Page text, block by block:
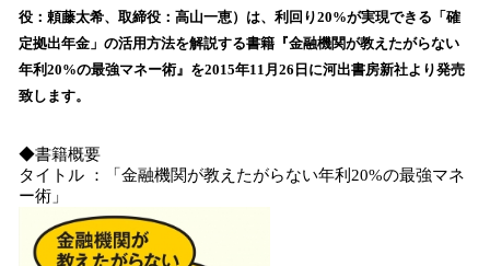
を
読
み
込
み
で
す
役：頼藤太希、取締役：高山一恵）は、利回り20%が実現できる「確
定拠出年金」の活用方法を解説する書籍『金融機関が教えたがらない
年利20%の最強マネー術』を2015年11月26日に河出書房新社より発売
致します。
◆書籍概要
タイトル ：「金融機関が教えたがらない年利20%の最強マネ
ー術」